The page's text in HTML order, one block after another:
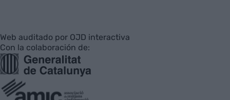
Web auditado por OJD interactiva
Con la colaboración de: